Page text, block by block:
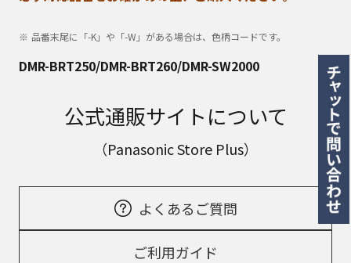
品番末尾に「-K」や「-W」がある場合は、色柄コードです。
DMR-BRT250/DMR-BRT260/DMR-SW2000
公式通販サイトについて
（Panasonic Store Plus）
よくあるご質問
ご利用ガイド